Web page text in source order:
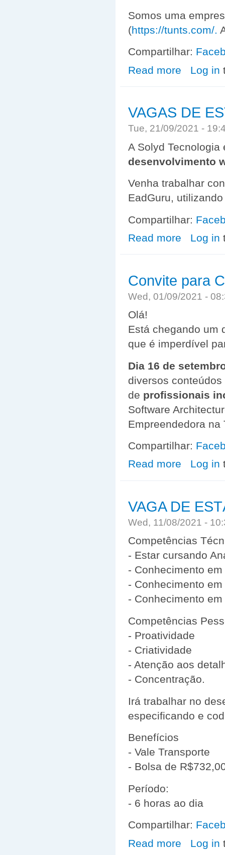
Somos uma
(https://tunts.com/.
Compartilhar:
Read more about VAGA
Log in
VAGAS DE
Tue, 21/09/2021 -
A Solyd
desenvolvimento
Venha trabalhar
EadGuru,
Compartilhar:
Read more about VAGAS
Log in
Convite para
Wed, 01/09/2021 -
Olá!
Está chegando um
que é imperdível
Dia 16 de
diversos
de profissionais
Software
Empreendedora na
Compartilhar:
Read more about Convite
Log in
VAGA DE
Wed, 11/08/2021 -
Competências
- Estar cursando
- Conhecimento em
- Conhecimento
- Conhecimento
Competências
- Proatividade
- Criatividade
- Atenção aos
- Concentração.
Irá trabalhar no
especificando e
Benefícios
- Vale Transporte
- Bolsa de
Período:
- 6 horas ao dia
Compartilhar:
Read more about VAGA
Log in